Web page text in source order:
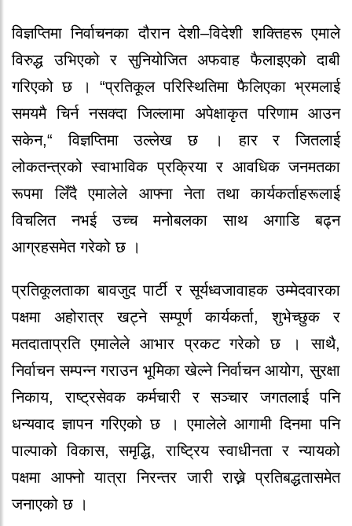
विज्ञप्तिमा निर्वाचनका दौरान देशी–विदेशी शक्तिहरू एमाले
विरुद्ध उभिएको र सुनियोजित अफवाह फैलाइएको दाबी
गरिएको छ । “प्रतिकूल परिस्थितिमा फैलिएका भ्रमलाई
समयमै चिर्न नसक्दा जिल्लामा अपेक्षाकृत परिणाम आउन
सकेन,“ विज्ञप्तिमा उल्लेख छ । हार र जितलाई
लोकतन्त्रको स्वाभाविक प्रक्रिया र आवधिक जनमतका
रूपमा लिँदै एमालेले आफ्ना नेता तथा कार्यकर्ताहरूलाई
विचलित नभई उच्च मनोबलका साथ अगाडि बढ्न
आग्रहसमेत गरेको छ ।
प्रतिकूलताका बावजुद पार्टी र सूर्यध्वजावाहक उम्मेदवारका
पक्षमा अहोरात्र खट्ने सम्पूर्ण कार्यकर्ता, शुभेच्छुक र
मतदाताप्रति एमालेले आभार प्रकट गरेको छ । साथै,
निर्वाचन सम्पन्न गराउन भूमिका खेल्ने निर्वाचन आयोग, सुरक्षा
निकाय, राष्ट्रसेवक कर्मचारी र सञ्चार जगतलाई पनि
धन्यवाद ज्ञापन गरिएको छ । एमालेले आगामी दिनमा पनि
पाल्पाको विकास, समृद्धि, राष्ट्रिय स्वाधीनता र न्यायको
पक्षमा आफ्नो यात्रा निरन्तर जारी राख्ने प्रतिबद्धतासमेत
जनाएको छ ।